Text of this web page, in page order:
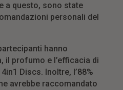
a questo, sono state
personali del
hanno
il profumo e l’efficacia di
Discs. Inoltre, l’88%
avrebbe raccomandato